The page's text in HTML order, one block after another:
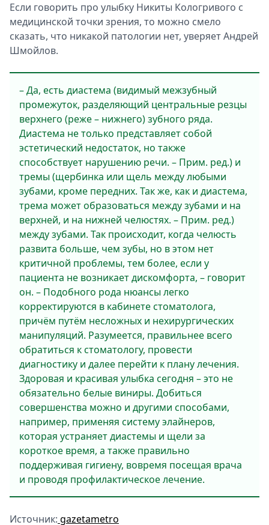
Если говорить про улыбку Никиты Кологривого с
медицинской точки зрения, то можно смело
сказать, что никакой патологии нет, уверяет Андрей
Шмойлов.
– Да, есть диастема (видимый межзубный
промежуток, разделяющий центральные резцы
верхнего (реже – нижнего) зубного ряда.
Диастема не только представляет собой
эстетический недостаток, но также
способствует нарушению речи. – Прим. ред.) и
тремы (щербинка или щель между любыми
зубами, кроме передних. Так же, как и диастема,
трема может образоваться между зубами и на
верхней, и на нижней челюстях. – Прим. ред.)
между зубами. Так происходит, когда челюсть
развита больше, чем зубы, но в этом нет
критичной проблемы, тем более, если у
пациента не возникает дискомфорта, – говорит
он. – Подобного рода нюансы легко
корректируются в кабинете стоматолога,
причём путём несложных и нехирургических
манипуляций. Разумеется, правильнее всего
обратиться к стоматологу, провести
диагностику и далее перейти к плану лечения.
Здоровая и красивая улыбка сегодня – это не
обязательно белые виниры. Добиться
совершенства можно и другими способами,
например, применяя систему элайнеров,
которая устраняет диастемы и щели за
короткое время, а также правильно
поддерживая гигиену, вовремя посещая врача
и проводя профилактическое лечение.
Источник: gazetametro